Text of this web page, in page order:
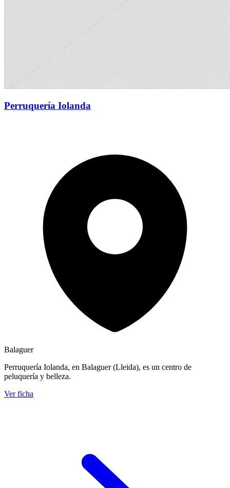
Perruquería Iolanda
Balaguer
Perruquería Iolanda, en Balaguer (Lleida), es un centro de
peluquería y belleza.
Ver ficha